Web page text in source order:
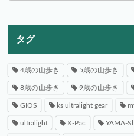
タグ
4歳の山歩き 5歳の山歩き
8歳の山歩き 9歳の山歩き
GIOS ks ultralight gear
ultralight X-Pac YAMA-